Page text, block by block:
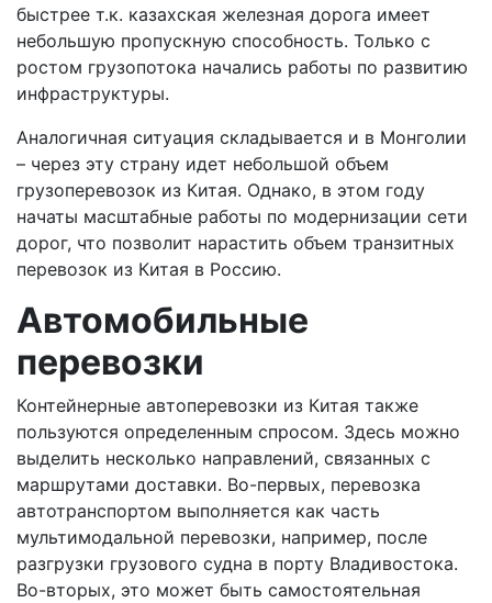
быстрее т.к. казахская железная дорога имеет
небольшую пропускную способность. Только с
ростом грузопотока начались работы по развитию
инфраструктуры.
Аналогичная ситуация складывается и в Монголии
– через эту страну идет небольшой объем
грузоперевозок из Китая. Однако, в этом году
начаты масштабные работы по модернизации сети
дорог, что позволит нарастить объем транзитных
перевозок из Китая в Россию.
Автомобильные
перевозки
Контейнерные автоперевозки из Китая также
пользуются определенным спросом. Здесь можно
выделить несколько направлений, связанных с
маршрутами доставки. Во-первых, перевозка
автотранспортом выполняется как часть
мультимодальной перевозки, например, после
разгрузки грузового судна в порту Владивостока.
Во-вторых, это может быть самостоятельная